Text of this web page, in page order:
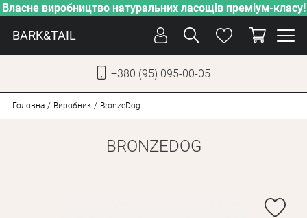
Власне виробництво натуральних ласощів преміум-класу!
BARK&TAIL
+380 (95) 095-00-05
СОБАКИ
Головна Виробник BronzeDog
BRONZEDOG